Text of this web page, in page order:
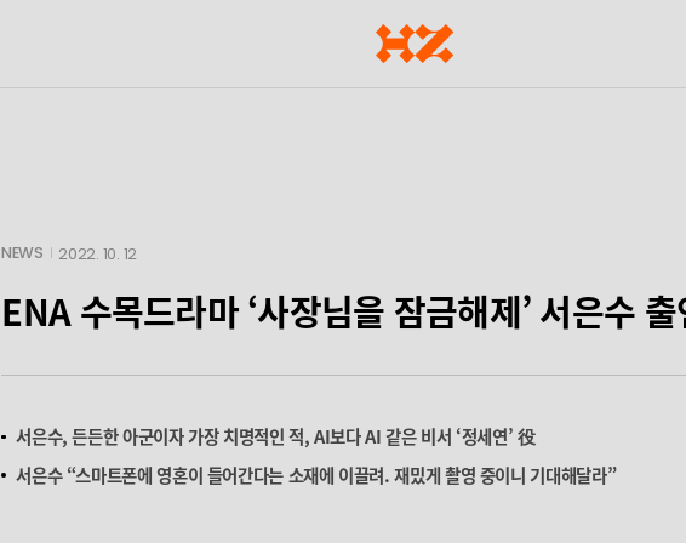
NEWS 2022. 10. 12
ENA 수목드라마 ‘사장님을 잠금해제’ 서은수
서은수, 든든한 아군이자 가장 치명적인 적, AI보다 AI 같은 비서 ‘정세연’ 役
서은수 “스마트폰에 영혼이 들어간다는 소재에 이끌려. 재밌게 촬영 중이니 기대해달라”